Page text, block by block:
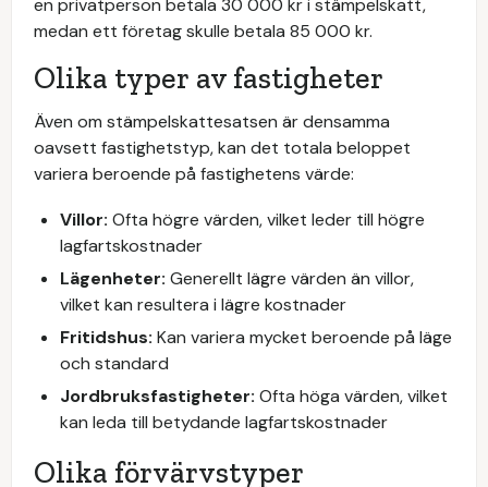
en privatperson betala 30 000 kr i stämpelskatt,
medan ett företag skulle betala 85 000 kr.
Olika typer av fastigheter
Även om stämpelskattesatsen är densamma
oavsett fastighetstyp, kan det totala beloppet
variera beroende på fastighetens värde:
Villor: Ofta högre värden, vilket leder till högre
lagfartskostnader
Lägenheter: Generellt lägre värden än villor,
vilket kan resultera i lägre kostnader
Fritidshus: Kan variera mycket beroende på läge
och standard
Jordbruksfastigheter: Ofta höga värden, vilket
kan leda till betydande lagfartskostnader
Olika förvärvstyper